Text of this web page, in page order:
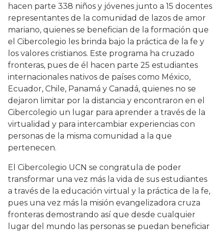
hacen parte 338 niños y jóvenes junto a 15 docentes
representantes de la comunidad de lazos de amor
mariano, quienes se benefician de la formación que
el Cibercolegio les brinda bajo la práctica de la fe y
los valores cristianos. Este programa ha cruzado
fronteras, pues de él hacen parte 25 estudiantes
internacionales nativos de países como México,
Ecuador, Chile, Panamá y Canadá, quienes no se
dejaron limitar por la distancia y encontraron en el
Cibercolegio un lugar para aprender a través de la
virtualidad y para intercambiar experiencias con
personas de la misma comunidad a la que
pertenecen.
El Cibercolegio UCN se congratula de poder
transformar una vez más la vida de sus estudiantes
a través de la educación virtual y la práctica de la fe,
pues una vez más la misión evangelizadora cruza
fronteras demostrando así que desde cualquier
lugar del mundo las personas se puedan beneficiar